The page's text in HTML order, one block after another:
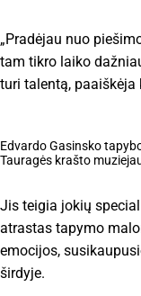
„Pradėjau nuo
tam tikro laiko
turi talentą, paaiškėja
Edvardo Gasinsko
Tauragės krašto
Jis teigia jokių
atrastas tapymo
emocijos,
širdyje.